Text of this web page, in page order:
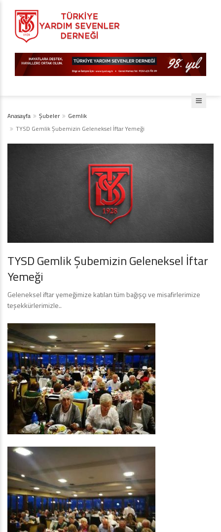
Anasayfa Şubeler
Gemlik
TYSD Gemlik Şubemizin Geleneksel İftar Yemeği
TYSD Gemlik Şubemizin Geleneksel İftar
Yemeği
Geleneksel iftar yemeğimize katılan tüm bağışçı ve misafirlerimize
teşekkürlerimizle..